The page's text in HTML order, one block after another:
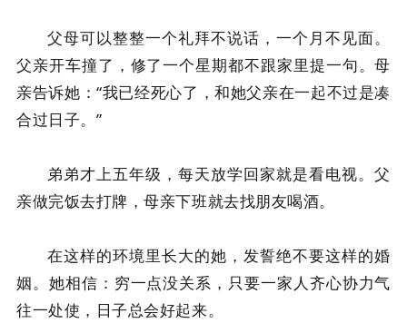
父母可以整整一个礼拜不说话，一个月不见面。
父亲开车撞了，修了一个星期都不跟家里提一句。母
亲告诉她：“我已经死心了，和她父亲在一起不过是凑
合过日子。”
弟弟才上五年级，每天放学回家就是看电视。父
亲做完饭去打牌，母亲下班就去找朋友喝酒。
在这样的环境里长大的她，发誓绝不要这样的婚
姻。她相信：穷一点没关系，只要一家人齐心协力气
往一处使，日子总会好起来。